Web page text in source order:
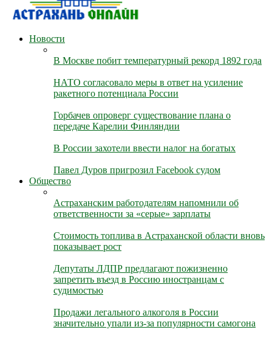
Новости
В Москве побит температурный рекорд 1892 года
НАТО согласовало меры в ответ на усиление
ракетного потенциала России
Горбачев опроверг существование плана о
передаче Карелии Финляндии
В России захотели ввести налог на богатых
Павел Дуров пригрозил Facebook судом
Общество
Астраханским работодателям напомнили об
ответственности за «серые» зарплаты
Стоимость топлива в Астраханской области вновь
показывает рост
Депутаты ЛДПР предлагают пожизненно
запретить въезд в Россию иностранцам с
судимостью
Продажи легального алкоголя в России
значительно упали из-за популярности самогона